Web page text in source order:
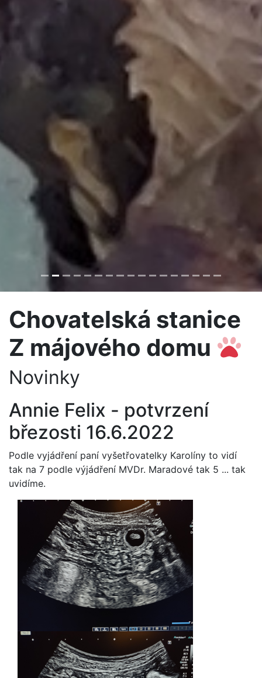
Chovatelská stanice
Z májového domu
Novinky
Annie Felix - potvrzení
březosti 16.6.2022
Podle vyjádření paní vyšetřovatelky Karolíny to vidí
tak na 7 podle výjádření MVDr. Maradové tak 5 ... tak
uvidíme.